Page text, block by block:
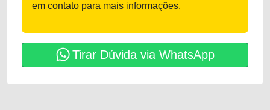
em contato para mais informações.
Tirar Dúvida via WhatsApp